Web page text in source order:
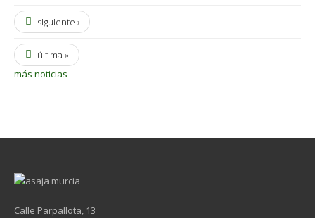
siguiente ›
última »
más noticias
Calle Parpallota, 13